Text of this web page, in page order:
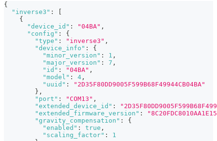
{
"inverse3" :
[
{
"device_id" : "04BA" ,
"config" :
{
"type" : "inverse3" ,
"device_info" :
{
"minor_version" : 1 ,
"major_version" : 7 ,
"id" : "04BA" ,
"model" : 4 ,
"uuid" :
"2D35F80DD9005F599B68F49944CB04BA"
} ,
"port" : "COM13" ,
"extended_device_id" :
"extended_firmware_version" :
"gravity_compensation" :
{
"enabled" : true ,
"scaling_factor" :
1